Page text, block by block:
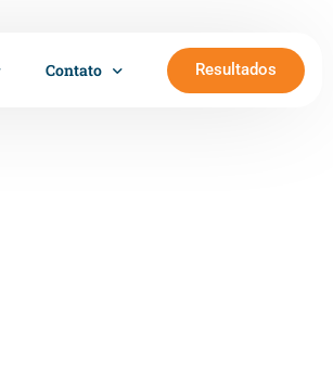
Contato Resultados